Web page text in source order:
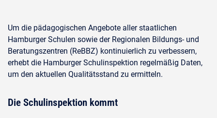
Um die pädagogischen Angebote aller staatlichen
Hamburger Schulen sowie der Regionalen Bildungs- und
Beratungszentren (ReBBZ) kontinuierlich zu verbessern,
erhebt die Hamburger Schulinspektion regelmäßig Daten,
um den aktuellen Qualitätsstand zu ermitteln.
Die Schulinspektion kommt